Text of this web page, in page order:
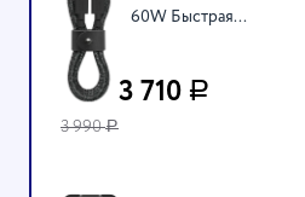
60W Быстрая...
3 710 Р
3 990Р